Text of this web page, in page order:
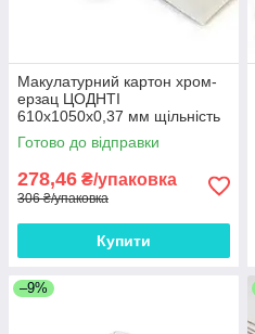
Макулатурний картон хром-
ерзац ЦОДНТІ
610x1050x0,37 мм щільність
270 г/м2 10 аркушів
Готово до відправки
278,46 ₴/упаковка
306 ₴/упаковка
Купити
–9%